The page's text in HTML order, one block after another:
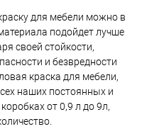
для мебели можно в
подойдет лучше
своей стойкости,
и безвредности
краска для мебели,
наших постоянных и
от 0,9 л до 9л,